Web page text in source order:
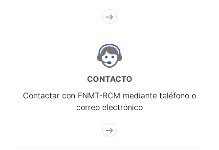
CONTACTO
Contactar con FNMT-RCM mediante teléfono o
correo electrónico